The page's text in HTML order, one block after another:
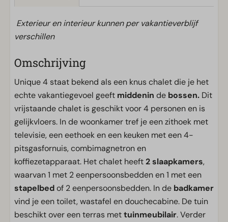
Exterieur en interieur kunnen per vakantieverblijf
verschillen
Omschrijving
Unique 4 staat bekend als een knus chalet die je het
echte vakantiegevoel geeft middenin de bossen. Dit
vrijstaande chalet is geschikt voor 4 personen en is
gelijkvloers. In de woonkamer tref je een zithoek met
televisie, een eethoek en een keuken met een 4-
pitsgasfornuis, combimagnetron en
koffiezetapparaat. Het chalet heeft2 slaapkamers,
waarvan 1 met 2 eenpersoonsbedden en 1 met een
stapelbedof 2 eenpersoonsbedden. In de badkamer
vind je een toilet, wastafel en douchecabine. De tuin
beschikt over een terras mettuinmeubilair. Verder